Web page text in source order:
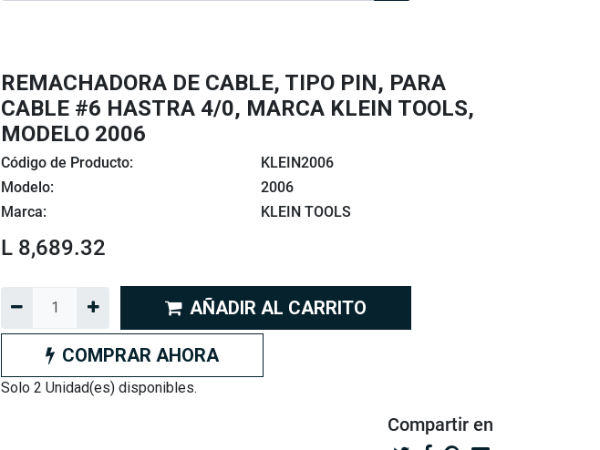
REMACHADORA DE CABLE, TIPO PIN, PARA
CABLE #6 HASTRA 4/0, MARCA KLEIN TOOLS,
MODELO 2006
Código de Producto:
KLEIN2006
Modelo:
2006
Marca:
KLEIN TOOLS
L 8,689.32
AÑADIR AL CARRITO
COMPRAR AHORA
Solo 2 Unidad(es) disponibles.
Compartir en